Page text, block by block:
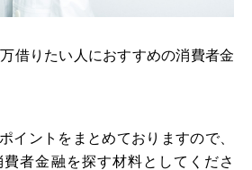
借りたい人におすすめの消費者金
イントをまとめておりますので、
者金融を探す材料としてくださ